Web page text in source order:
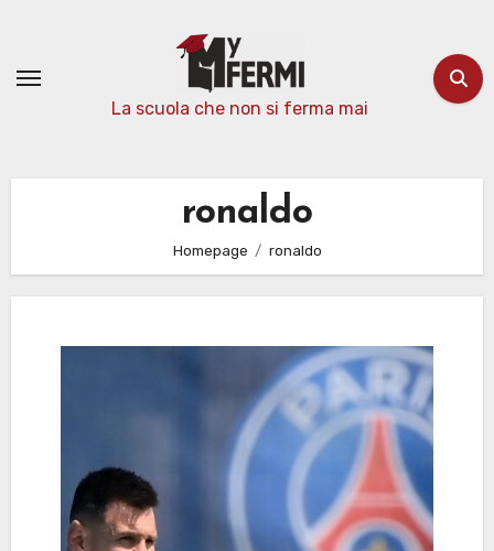
contenuto
La scuola che non si ferma mai
ronaldo
Homepage ronaldo